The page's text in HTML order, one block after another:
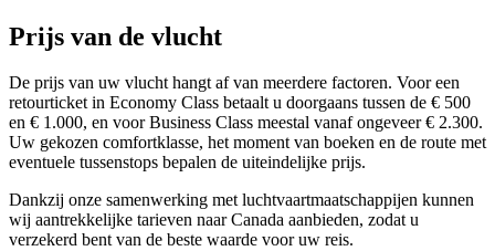
Prijs van de vlucht
De prijs van uw vlucht hangt af van meerdere factoren. Voor een
retourticket in Economy Class betaalt u doorgaans tussen de € 500
en € 1.000, en voor Business Class meestal vanaf ongeveer € 2.300.
Uw gekozen comfortklasse, het moment van boeken en de route met
eventuele tussenstops bepalen de uiteindelijke prijs.
Dankzij onze samenwerking met luchtvaartmaatschappijen kunnen
wij aantrekkelijke tarieven naar Canada aanbieden, zodat u
verzekerd bent van de beste waarde voor uw reis.